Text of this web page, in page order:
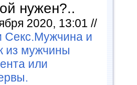
нужен?..
2020, 13:01 //
Секс.Мужчина и
из мужчины
или